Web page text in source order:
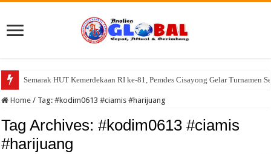
Semarak HUT Kemerdekaan RI ke-81, Pemdes Cisayong Gelar Turnamen
DD Dipangkas, Desa Imbanagara Raya Tetap Semarakkan HUT RI ke-81
Home / Tag:#kodim0613 #ciamis #harijuang
Tag Archives:#kodim0613 #ciamis
#harijuang